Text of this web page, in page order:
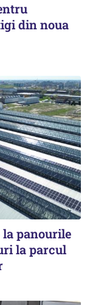
din noua
la panourile
la parcul